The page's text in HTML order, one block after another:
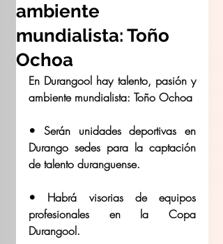
ambiente
mundialista: Toño
Ochoa
En Durangool hay talento, pasión y
ambiente mundialista: Toño Ochoa
• Serán unidades deportivas en
Durango sedes para la captación
de talento duranguense.
• ⁠Habrá visorias de equipos
profesionales en la Copa
Durangool.